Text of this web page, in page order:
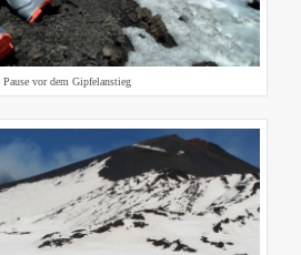
Pause vor dem Gipfelanstieg